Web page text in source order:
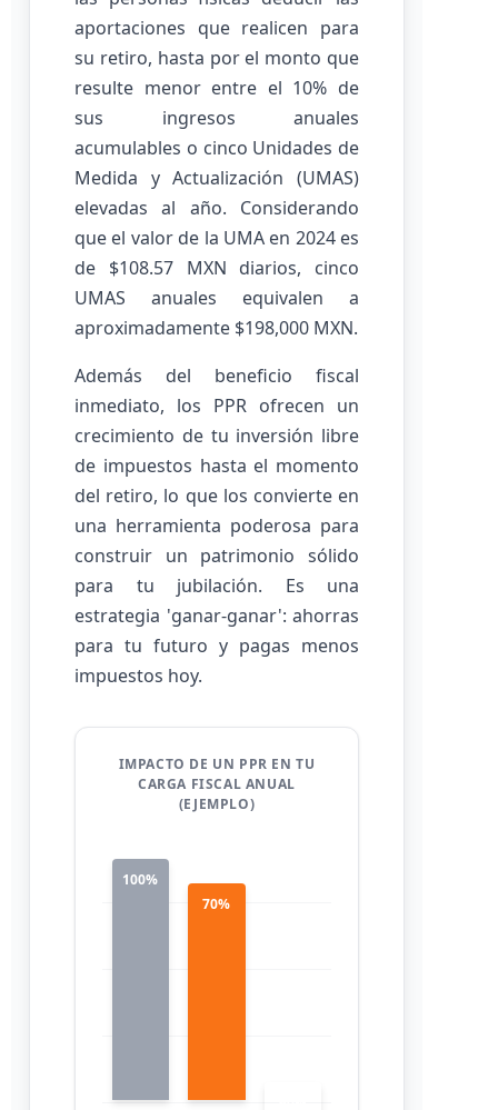
aportaciones que realicen para
su retiro, hasta por el monto que
resulte menor entre el 10% de
sus ingresos anuales
acumulables o cinco Unidades de
Medida y Actualización (UMAS)
elevadas al año. Considerando
que el valor de la UMA en 2024 es
de $108.57 MXN diarios, cinco
UMAS anuales equivalen a
aproximadamente $198,000 MXN.
Además del beneficio fiscal
inmediato, los PPR ofrecen un
crecimiento de tu inversión libre
de impuestos hasta el momento
del retiro, lo que los convierte en
una herramienta poderosa para
construir un patrimonio sólido
para tu jubilación. Es una
estrategia 'ganar-ganar': ahorras
para tu futuro y pagas menos
impuestos hoy.
IMPACTO DE UN PPR EN TU
CARGA FISCAL ANUAL
(EJEMPLO)
100%
70%